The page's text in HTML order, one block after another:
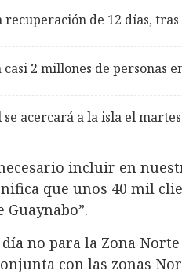
recuperación de 12 días,
2 millones de personas
acercará a la isla el martes
incluir en
que unos 40 mil
no para la Zona Norte
con las zonas